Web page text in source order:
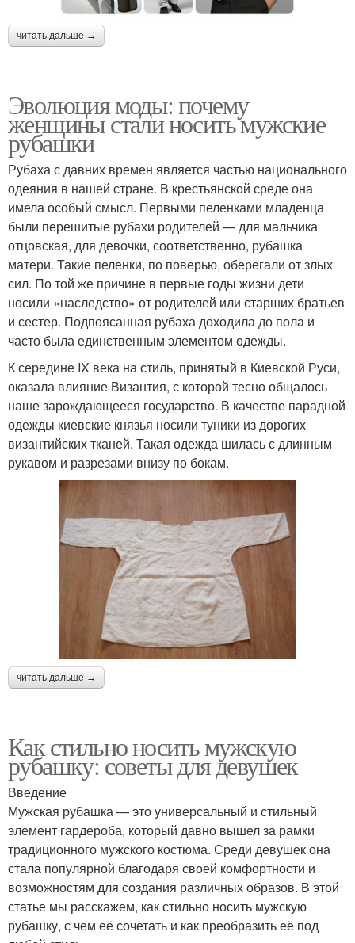
читать дальше →
Эволюция моды: почему
женщины стали носить мужские
рубашки
Рубаха с давних времен является частью национального
одеяния в нашей стране. В крестьянской среде она
имела особый смысл. Первыми пеленками младенца
были перешитые рубахи родителей — для мальчика
отцовская, для девочки, соответственно, рубашка
матери. Такие пеленки, по поверью, оберегали от злых
сил. По той же причине в первые годы жизни дети
носили «наследство» от родителей или старших братьев
и сестер. Подпоясанная рубаха доходила до пола и
часто была единственным элементом одежды.
К середине IX века на стиль, принятый в Киевской Руси,
оказала влияние Византия, с которой тесно общалось
наше зарождающееся государство. В качестве парадной
одежды киевские князья носили туники из дорогих
византийских тканей. Такая одежда шилась с длинным
рукавом и разрезами внизу по бокам.
читать дальше →
Как стильно носить мужскую
рубашку: советы для девушек
Введение
Мужская рубашка — это универсальный и стильный
элемент гардероба, который давно вышел за рамки
традиционного мужского костюма. Среди девушек она
стала популярной благодаря своей комфортности и
возможностям для создания различных образов. В этой
статье мы расскажем, как стильно носить мужскую
рубашку, с чем её сочетать и как преобразить её под